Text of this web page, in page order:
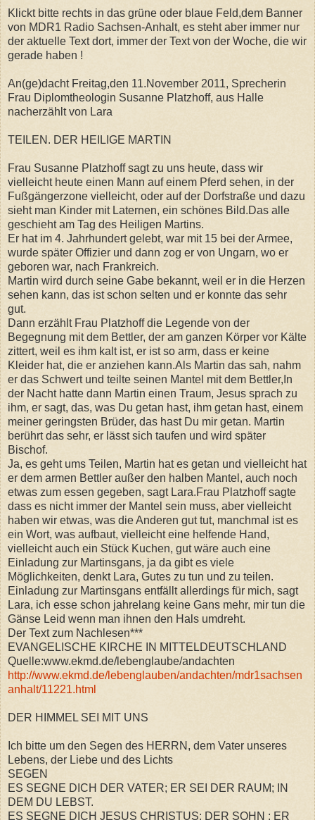
Klickt bitte rechts in das grüne oder blaue Feld,dem Banner
von MDR1 Radio Sachsen-Anhalt, es steht aber immer nur
der aktuelle Text dort, immer der Text von der Woche, die wir
gerade haben !
An(ge)dacht Freitag,den 11.November 2011, Sprecherin
Frau Diplomtheologin Susanne Platzhoff, aus Halle
nacherzählt von Lara
TEILEN. DER HEILIGE MARTIN
Frau Susanne Platzhoff sagt zu uns heute, dass wir
vielleicht heute einen Mann auf einem Pferd sehen, in der
Fußgängerzone vielleicht, oder auf der Dorfstraße und dazu
sieht man Kinder mit Laternen, ein schönes Bild.Das alle
geschieht am Tag des Heiligen Martins.
Er hat im 4. Jahrhundert gelebt, war mit 15 bei der Armee,
wurde später Offizier und dann zog er von Ungarn, wo er
geboren war, nach Frankreich.
Martin wird durch seine Gabe bekannt, weil er in die Herzen
sehen kann, das ist schon selten und er konnte das sehr
gut.
Dann erzählt Frau Platzhoff die Legende von der
Begegnung mit dem Bettler, der am ganzen Körper vor Kälte
zittert, weil es ihm kalt ist, er ist so arm, dass er keine
Kleider hat, die er anziehen kann.Als Martin das sah, nahm
er das Schwert und teilte seinen Mantel mit dem Bettler,In
der Nacht hatte dann Martin einen Traum, Jesus sprach zu
ihm, er sagt, das, was Du getan hast, ihm getan hast, einem
meiner geringsten Brüder, das hast Du mir getan. Martin
berührt das sehr, er lässt sich taufen und wird später
Bischof.
Ja, es geht ums Teilen, Martin hat es getan und vielleicht hat
er dem armen Bettler außer den halben Mantel, auch noch
etwas zum essen gegeben, sagt Lara.Frau Platzhoff sagte
dass es nicht immer der Mantel sein muss, aber vielleicht
haben wir etwas, was die Anderen gut tut, manchmal ist es
ein Wort, was aufbaut, vielleicht eine helfende Hand,
vielleicht auch ein Stück Kuchen, gut wäre auch eine
Einladung zur Martinsgans, ja da gibt es viele
Möglichkeiten, denkt Lara, Gutes zu tun und zu teilen.
Einladung zur Martinsgans entfällt allerdings für mich, sagt
Lara, ich esse schon jahrelang keine Gans mehr, mir tun die
Gänse Leid wenn man ihnen den Hals umdreht.
Der Text zum Nachlesen***
EVANGELISCHE KIRCHE IN MITTELDEUTSCHLAND
Quelle:www.ekmd.de/lebenglaube/andachten
http://www.ekmd.de/lebenglauben/andachten/mdr1sachsen
anhalt/11221.html
DER HIMMEL SEI MIT UNS
Ich bitte um den Segen des HERRN, dem Vater unseres
Lebens, der Liebe und des Lichts
SEGEN
ES SEGNE DICH DER VATER; ER SEI DER RAUM; IN
DEM DU LEBST.
ES SEGNE DICH JESUS CHRISTUS; DER SOHN ; ER